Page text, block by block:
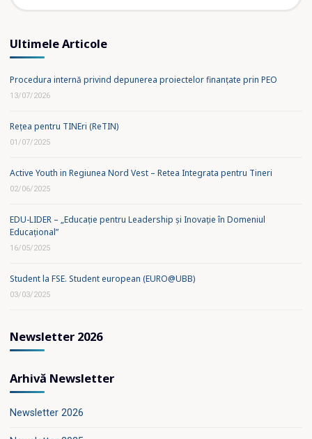
Ultimele Articole
Procedura internă privind depunerea proiectelor finanțate prin PEO
13/07/2026
Rețea pentru TINEri (ReTIN)
01/07/2025
Active Youth in Regiunea Nord Vest – Retea Integrata pentru Tineri
02/06/2025
EDU-LIDER – „Educație pentru Leadership și Inovație în Domeniul
Educațional”
16/05/2025
Student la FSE. Student european (EURO@UBB)
03/03/2025
Newsletter 2026
Arhivă Newsletter
Newsletter 2026